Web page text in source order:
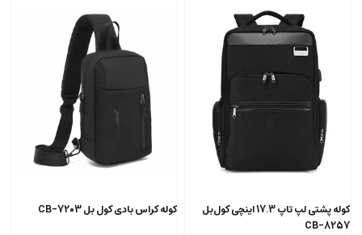
کوله پشتی لپ تاپ 17.3 اینچی کول‌بل
CB-8257
کوله کراس بادی کول بل CB-7203